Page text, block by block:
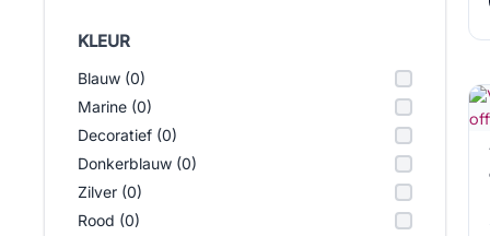
KLEUR
Blauw (0)
Marine (0)
Decoratief (0)
Donkerblauw (0)
Zilver (0)
Rood (0)